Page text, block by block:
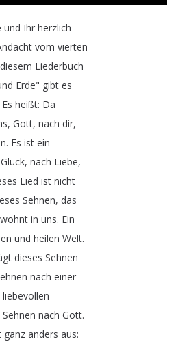
und Ihr herzlich
vom vierten
diesem Liederbuch
Erde" gibt es
Es heißt: Da
, Gott, nach dir,
. Es ist ein
Glück, nach Liebe,
Lied ist nicht
Sehnen, das
wohnt in uns. Ein
und heilen Welt.
dieses Sehnen
nach einer
liebevollen
Sehnen nach Gott.
ganz anders aus: